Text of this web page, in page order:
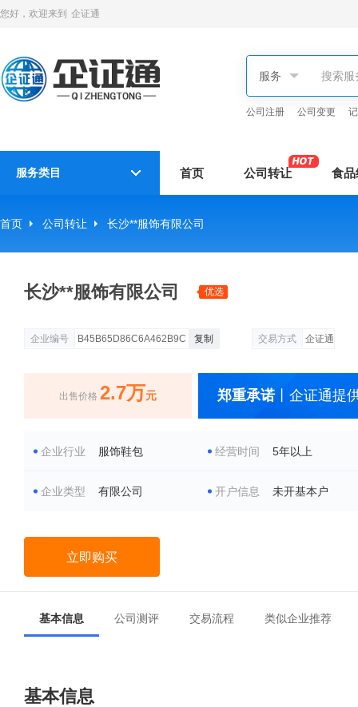
您好，欢迎来到 企证通
公司注册 公司变更
服务类目 首页 公司转让 食
首页 公司转让 长沙**服饰有限公司
长沙**服饰有限公司 优选
企业编号 B45B65D86C6A462B9C 复制 交易方式 企证通
出售价格 2.7万元 郑重承诺丨企证通提
企业行业 服饰鞋包 经营时间 5年以上
企业类型 有限公司 开户信息 未开基本户
立即购买
基本信息 公司测评 交易流程 类似企业推荐
基本信息